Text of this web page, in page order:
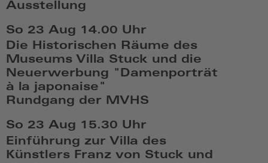
19:08
Ausstellung
Aug
19
2026,
17:08
So 23 Aug 14.00 Uhr
Die Historischen Räume des
Museums Villa Stuck und die
Neuerwerbung "Damenporträt
à la japonaise"
Rundgang der MVHS
Aug
23
2026,
So 23 Aug 15.30 Uhr
Einführung zur Villa des
Künstlers Franz von Stuck und